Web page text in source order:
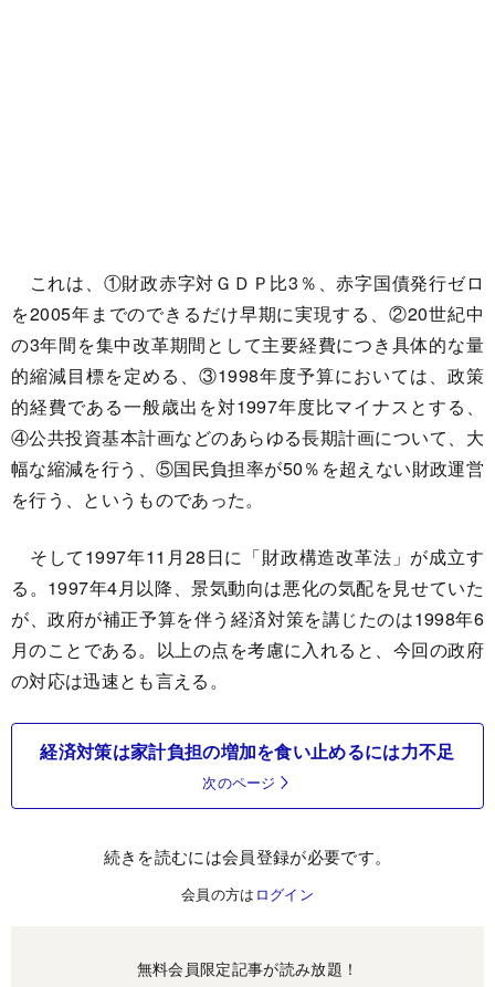
これは、①財政赤字対ＧＤＰ比3％、赤字国債発行ゼロ
を2005年までのできるだけ早期に実現する、②20世紀中
の3年間を集中改革期間として主要経費につき具体的な量
的縮減目標を定める、③1998年度予算においては、政策
的経費である一般歳出を対1997年度比マイナスとする、
④公共投資基本計画などのあらゆる長期計画について、大
幅な縮減を行う、⑤国民負担率が50％を超えない財政運営
を行う、というものであった。
そして1997年11月28日に「財政構造改革法」が成立す
る。1997年4月以降、景気動向は悪化の気配を見せていた
が、政府が補正予算を伴う経済対策を講じたのは1998年6
月のことである。以上の点を考慮に入れると、今回の政府
の対応は迅速とも言える。
経済対策は家計負担の増加を食い止めるには力不足
次のページ
続きを読むには会員登録が必要です。
会員の方は ログイン
無料会員限定記事が読み放題！